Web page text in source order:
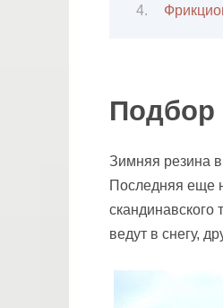
Подбор
Зимняя резина
Последняя еще
ведут в снегу,